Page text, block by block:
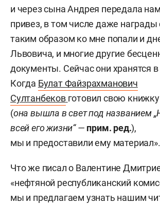
и через сына Андрея передала
привез, в том числе даже награды
таким образом ко мне попали и
Львовича, и многие другие
документы. Сейчас они хранятся
Когда Булат Файзрахманович
Султанбеков готовил свою
(она вышла в свет под названием
всей его жизни“ — прим. ред.),
мы и предоставили ему материал».
Что же писал о Валентине
«нефтяной республиканский
мы и предлагаем узнать нашим